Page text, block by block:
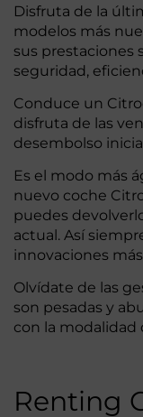
Disfruta de la
modelos más
sus prestaciones
seguridad,
Conduce un
disfruta de las
desembolso
Es el modo más
nuevo coche
puedes
actual. Así
innovaciones
Olvídate de las
son pesadas y
con la
Renting